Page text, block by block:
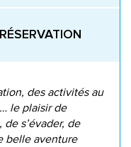
des activités au
le plaisir de
s’évader, de
belle aventure